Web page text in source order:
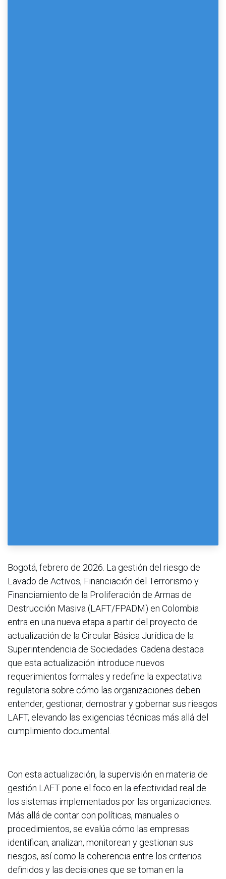
Bogotá, febrero de 2026. La gestión del riesgo de
Lavado de Activos, Financiación del Terrorismo y
Financiamiento de la Proliferación de Armas de
Destrucción Masiva (LAFT/FPADM) en Colombia
entra en una nueva etapa a partir del proyecto de
actualización de la Circular Básica Jurídica de la
Superintendencia de Sociedades. Cadena destaca
que esta actualización introduce nuevos
requerimientos formales y redefine la expectativa
regulatoria sobre cómo las organizaciones deben
entender, gestionar, demostrar y gobernar sus riesgos
LAFT, elevando las exigencias técnicas más allá del
cumplimiento documental.
Con esta actualización, la supervisión en materia de
gestión LAFT pone el foco en la efectividad real de
los sistemas implementados por las organizaciones.
Más allá de contar con políticas, manuales o
procedimientos, se evalúa cómo las empresas
identifican, analizan, monitorean y gestionan sus
riesgos, así como la coherencia entre los criterios
definidos y las decisiones que se toman en la